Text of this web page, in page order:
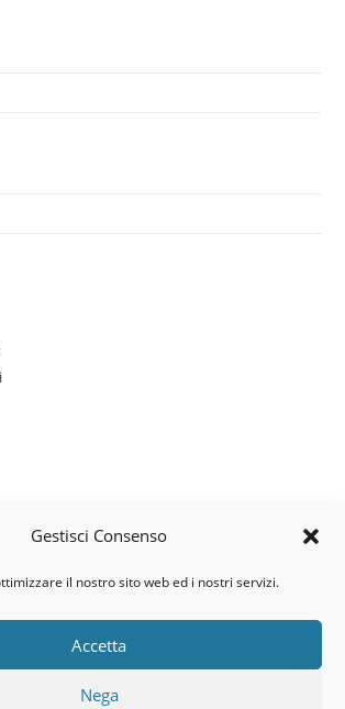
Gestisci Consenso
il nostro sito web ed i nostri servizi.
Accetta
Nega
14 – 31030